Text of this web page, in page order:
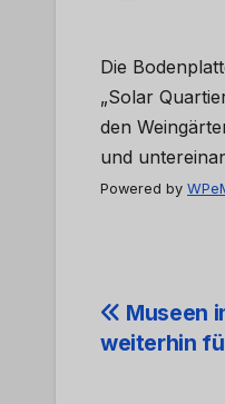
Die
„Solar
den
und
Powered by
Museen
weiterhin